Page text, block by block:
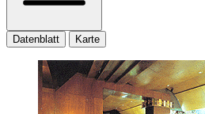
Datenblatt Karte